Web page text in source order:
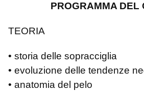
PROGRAMMA DEL
TEORIA
• storia delle sopracciglia
• evoluzione delle tendenze
• anatomia del pelo